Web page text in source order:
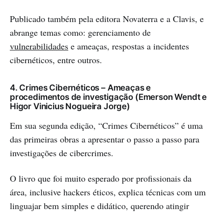
Publicado também pela editora Novaterra e a Clavis, e
abrange temas como: gerenciamento de
vulnerabilidades e ameaças, respostas a incidentes
cibernéticos, entre outros.
4. Crimes Cibernéticos – Ameaças e
procedimentos de investigação (Emerson Wendt e
Higor Vinicius Nogueira Jorge)
Em sua segunda edição, “Crimes Cibernéticos” é uma
das primeiras obras a apresentar o passo a passo para
investigações de cibercrimes.
O livro que foi muito esperado por profissionais da
área, inclusive hackers éticos, explica técnicas com um
linguajar bem simples e didático, querendo atingir